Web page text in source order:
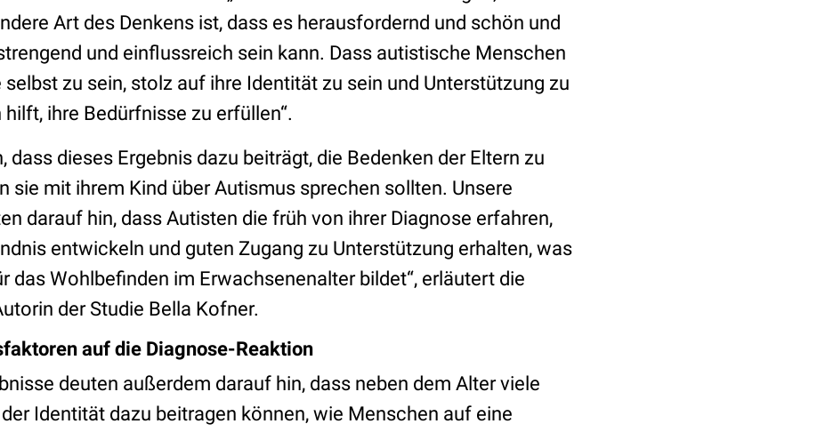
Art des Denkens ist, dass es herausfordernd und schön und
und einflussreich sein kann. Dass autistische Menschen
selbst zu sein, stolz auf ihre Identität zu sein und Unterstützung zu
hilft, ihre Bedürfnisse zu erfüllen“.
dass dieses Ergebnis dazu beiträgt, die Bedenken der Eltern zu
sie mit ihrem Kind über Autismus sprechen sollten. Unsere
darauf hin, dass Autisten die früh von ihrer Diagnose erfahren,
entwickeln und guten Zugang zu Unterstützung erhalten, was
das Wohlbefinden im Erwachsenenalter bildet“, erläutert die
der Studie Bella Kofner.
auf die Diagnose-Reaktion
deuten außerdem darauf hin, dass neben dem Alter viele
Identität dazu beitragen können, wie Menschen auf eine